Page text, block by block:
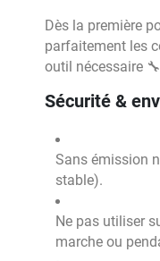
Dès la première
parfaitement les
outil nécessaire
Sécurité &
Sans émission
stable).
Ne pas utiliser
marche ou